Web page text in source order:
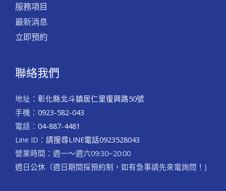
服務項目
最新消息
立即預約
聯絡我們
地址： 彰化縣北斗鎮居仁里復興路50號
手機： 0923-582-043
電話： 04-887-4481
Line ID： 請搜尋LINE電話0923528043
營業時間：週一～週六09:30~20:00
​週日公休（週日期間採預約制，如有急事請先來電詢問！)